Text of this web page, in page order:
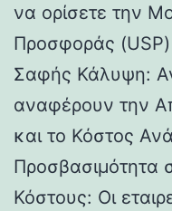
να ορίσετε την
Προσφοράς
Σαφής Κάλυψη:
αναφέρουν την
και το Κόστος
Προσβασιμότητα
Κόστους: Οι